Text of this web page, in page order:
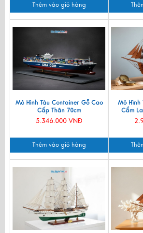
Thêm vào giỏ hàng
Mô Hình Tàu Container Gỗ Cao
Cấp Thân 70cm
5.346.000 VNĐ
Thêm vào giỏ hàng
Mô Hình
Cẩm